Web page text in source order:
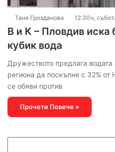
Таня Грозданова 12:30ч,
В и К – Пловдив иска
кубик вода
Дружеството предлага
региона да поскъпне с 32%
се обяви против
Прочети Повече »